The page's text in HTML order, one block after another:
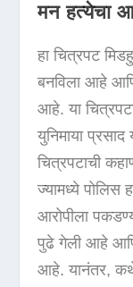
मन हत्येचा
हा चित्रपट
बनविला आहे
आहे. या
युनिमाया प्रसाद
चित्रपटाची
ज्यामध्ये पोलिस
आरोपीला
पुढे गेली आहे
आहे. यानंतर,